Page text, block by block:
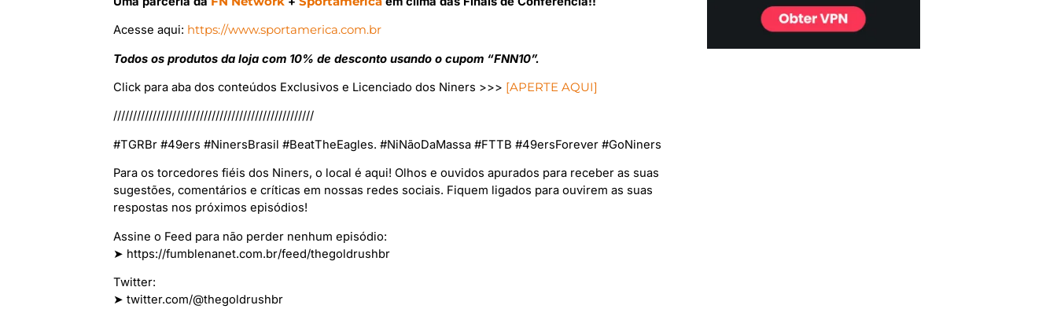
Acesse aqui: https://www.sportamerica.com.br
Todos os produtos da loja com 10% de desconto usando o cupom “FNN10”.
Click para aba dos conteúdos Exclusivos e Licenciado dos Niners >>> [APERTE AQUI]
///////////////////////////////////////////////////
#TGRBr #49ers #NinersBrasil #BeatTheEagles. #NiNãoDaMassa #FTTB #49ersForever #GoNiners
Para os torcedores fiéis dos Niners, o local é aqui! Olhos e ouvidos apurados para receber as suas
sugestões, comentários e críticas em nossas redes sociais. Fiquem ligados para ouvirem as suas
respostas nos próximos episódios!
Assine o Feed para não perder nenhum episódio:
➤ https://fumblenanet.com.br/feed/thegoldrushbr
Twitter:
➤ twitter.com/@thegoldrushbr